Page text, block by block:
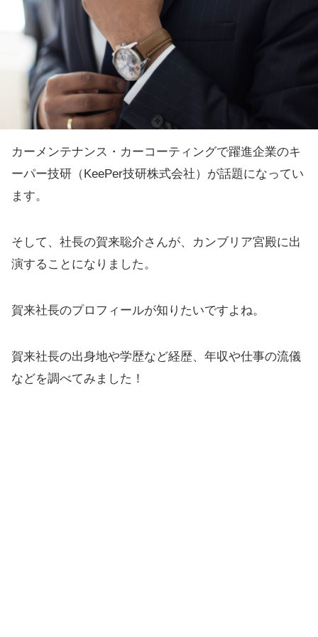
カーメンテナンス・カーコーティングで躍進企業のキ
ーパー技研（KeePer技研株式会社）が話題になってい
ます。
そして、社長の賀来聡介さんが、カンブリア宮殿に出
演することになりました。
賀来社長のプロフィールが知りたいですよね。
賀来社長の出身地や学歴など経歴、年収や仕事の流儀
などを調べてみました！